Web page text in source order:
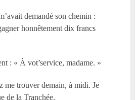
demandé son chemin :
honnêtement dix francs
: « À vot’service, madame. »
me trouver demain, à midi. Je
de la Tranchée.